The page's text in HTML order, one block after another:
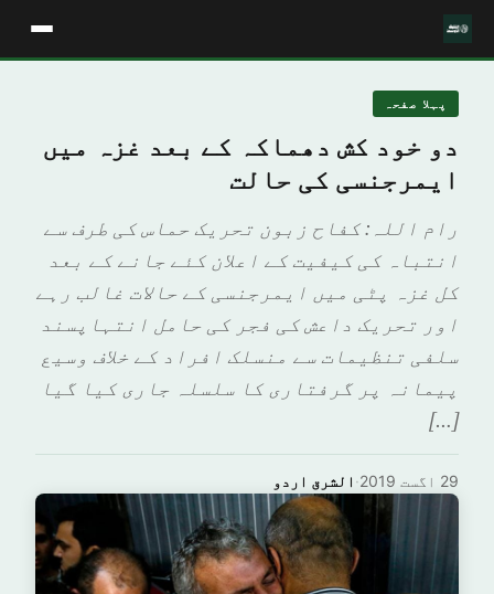
پہلا صفحہ
دو خود کش دھماکہ کے بعد غزہ میں
ایمرجنسی کی حالت
رام اللہ: کفاح زبون تحریک حماس کی طرف سے
انتباہ کی کیفیت کے اعلان کئے جانے کے بعد
کل غزہ پٹی میں ایمرجنسی کے حالات غالب رہے
اور تحریک داعش کی فجر کی حامل انتہاپسند
سلفی تنظیمات سے منسلک افراد کے خلاف وسیع
پیمانہ پر گرفتاری کا سلسلہ جاری کیا گیا
[…]
الشرق اردو · 29 اگست 2019